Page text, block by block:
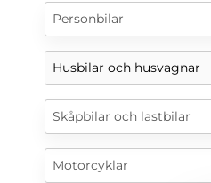
Personbilar
Husbilar och husvagnar
Skåpbilar och lastbilar
Motorcyklar